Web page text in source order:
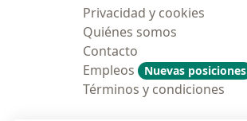
Privacidad y cookies
Quiénes somos
Contacto
Empleos
Nuevas posiciones
Términos y condiciones